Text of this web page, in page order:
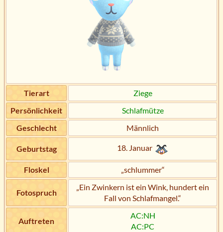
Tierart
Ziege
Persönlichkeit
Schlafmütze
Geschlecht
Männlich
Geburtstag 18. Januar
Floskel „schlummer“
Fotospruch
„Ein Zwinkern ist ein Wink, hundert ein
Fall von Schlafmangel.“
Auftreten
AC:NH
AC:PC